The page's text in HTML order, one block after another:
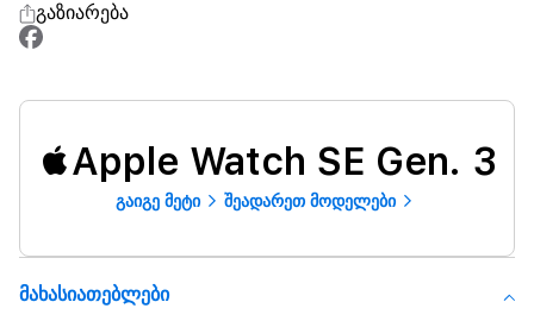
გაზიარება
Apple Watch SE Gen. 3
გაიგე მეტი შეადარეთ მოდელები
Მახასიათებლები